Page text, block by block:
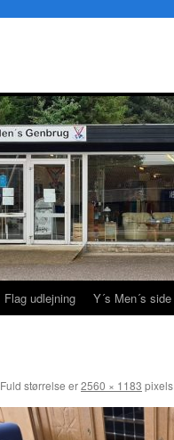
Flag udlejning Y´s Men´s side
Fuld størrelse er2560 × 1183 pixels